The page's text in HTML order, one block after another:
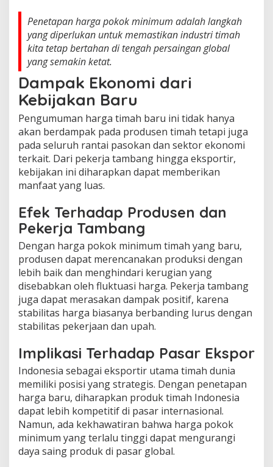
Penetapan harga pokok minimum adalah langkah
yang diperlukan untuk memastikan industri timah
kita tetap bertahan di tengah persaingan global
yang semakin ketat.
Dampak Ekonomi dari
Kebijakan Baru
Pengumuman harga timah baru ini tidak hanya
akan berdampak pada produsen timah tetapi juga
pada seluruh rantai pasokan dan sektor ekonomi
terkait. Dari pekerja tambang hingga eksportir,
kebijakan ini diharapkan dapat memberikan
manfaat yang luas.
Efek Terhadap Produsen dan
Pekerja Tambang
Dengan harga pokok minimum timah yang baru,
produsen dapat merencanakan produksi dengan
lebih baik dan menghindari kerugian yang
disebabkan oleh fluktuasi harga. Pekerja tambang
juga dapat merasakan dampak positif, karena
stabilitas harga biasanya berbanding lurus dengan
stabilitas pekerjaan dan upah.
Implikasi Terhadap Pasar Ekspor
Indonesia sebagai eksportir utama timah dunia
memiliki posisi yang strategis. Dengan penetapan
harga baru, diharapkan produk timah Indonesia
dapat lebih kompetitif di pasar internasional.
Namun, ada kekhawatiran bahwa harga pokok
minimum yang terlalu tinggi dapat mengurangi
daya saing produk di pasar global.